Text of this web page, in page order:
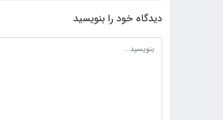
دیدگاه خود را بنویسید